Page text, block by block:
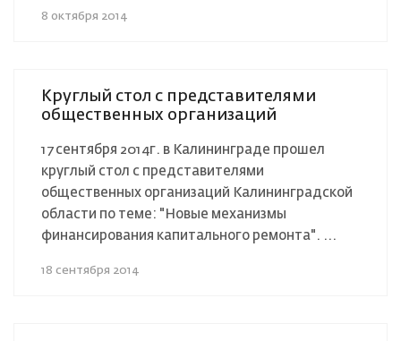
8 октября 2014
Круглый стол с представителями
общественных организаций
17 сентября 2014г. в Калининграде прошел
круглый стол с представителями
общественных организаций Калининградской
области по теме: "Новые механизмы
финансирования капитального ремонта". ...
18 сентября 2014